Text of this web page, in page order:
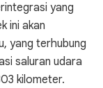
yang
ini akan
yang terhubung
saluran udara
kilometer.